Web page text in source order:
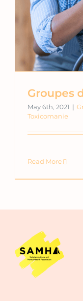
Groupes
May 6th, 2021 |
Toxicomanie
Read More